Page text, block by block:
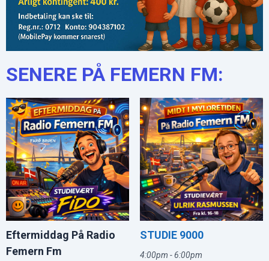
SENERE PÅ FEMERN FM:
Eftermiddag På Radio
Femern Fm
STUDIE 9000
4:00pm - 6:00pm